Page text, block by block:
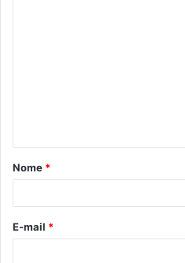
á
r
*
Nome *
E-mail *